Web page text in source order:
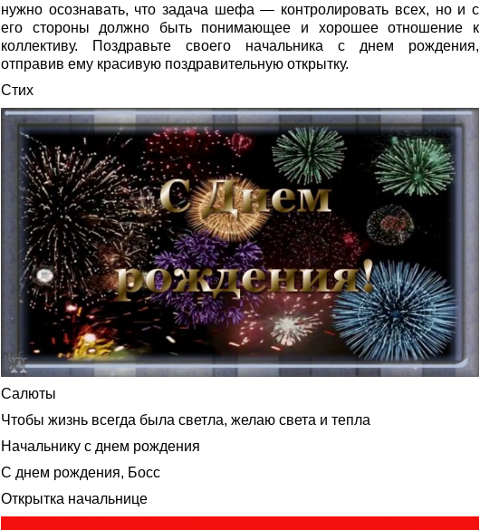
нужно осознавать, что задача шефа — контролировать всех, но и с
его стороны должно быть понимающее и хорошее отношение к
коллективу. Поздравьте своего начальника с днем рождения,
отправив ему красивую поздравительную открытку.
Стих
Салюты
Чтобы жизнь всегда была светла, желаю света и тепла
Начальнику с днем рождения
С днем рождения, Босс
Открытка начальнице